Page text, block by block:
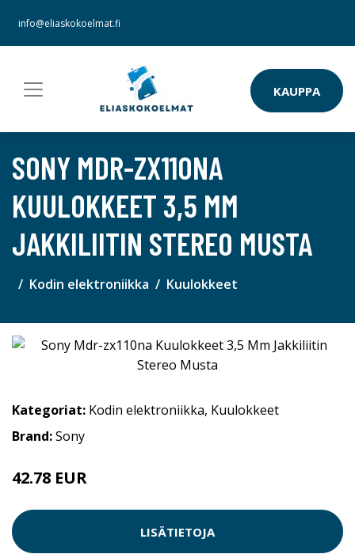
info@eliaskokoelmat.fi
KAUPPA
SONY MDR-ZX110NA
KUULOKKEET 3,5 MM
JAKKILIITIN STEREO MUSTA
Kodin elektroniikka Kuulokkeet
Kategoriat: Kodin elektroniikka, Kuulokkeet
Brand:Sony
42.78 EUR
LISÄTIETOJA